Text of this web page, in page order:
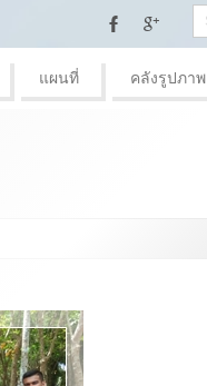
แผนที่ คลังรูปภาพ